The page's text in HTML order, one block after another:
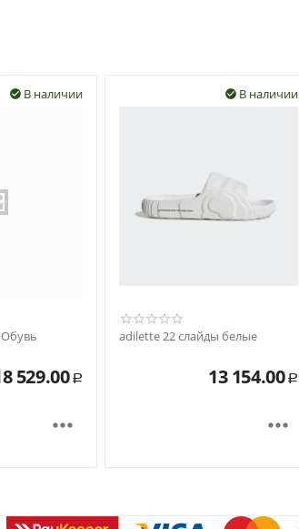
В наличии

529.00 Р

В наличии

adilette 22 слайды белые
13 154.00 Р
